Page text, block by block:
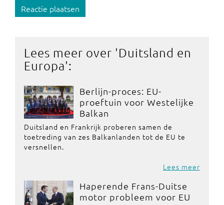
Reactie plaatsen
Lees meer over 'Duitsland en
Europa':
Berlijn-proces: EU-
proeftuin voor Westelijke
Balkan
Duitsland en Frankrijk proberen samen de
toetreding van zes Balkanlanden tot de EU te
versnellen.
Lees meer
Haperende Frans-Duitse
motor probleem voor EU